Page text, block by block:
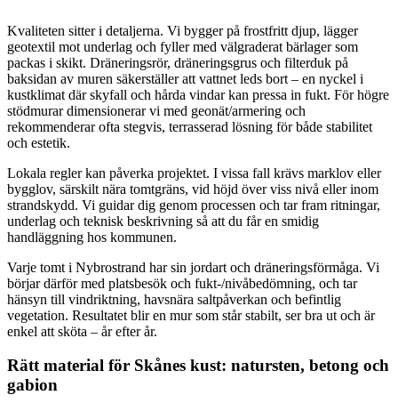
Kvaliteten sitter i detaljerna. Vi bygger på frostfritt djup, lägger
geotextil mot underlag och fyller med välgraderat bärlager som
packas i skikt. Dräneringsrör, dräneringsgrus och filterduk på
baksidan av muren säkerställer att vattnet leds bort – en nyckel i
kustklimat där skyfall och hårda vindar kan pressa in fukt. För högre
stödmurar dimensionerar vi med geonät/armering och
rekommenderar ofta stegvis, terrasserad lösning för både stabilitet
och estetik.
Lokala regler kan påverka projektet. I vissa fall krävs marklov eller
bygglov, särskilt nära tomtgräns, vid höjd över viss nivå eller inom
strandskydd. Vi guidar dig genom processen och tar fram ritningar,
underlag och teknisk beskrivning så att du får en smidig
handläggning hos kommunen.
Varje tomt i Nybrostrand har sin jordart och dräneringsförmåga. Vi
börjar därför med platsbesök och fukt-/nivåbedömning, och tar
hänsyn till vindriktning, havsnära saltpåverkan och befintlig
vegetation. Resultatet blir en mur som står stabilt, ser bra ut och är
enkel att sköta – år efter år.
Rätt material för Skånes kust: natursten, betong och
gabion